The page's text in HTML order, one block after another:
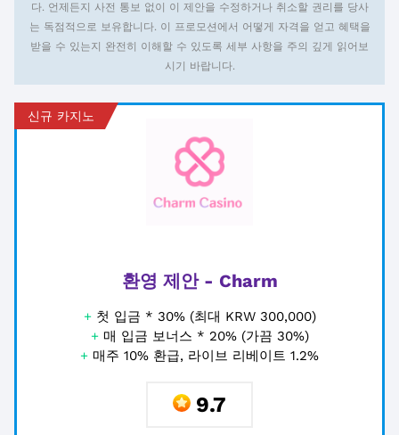
다. 언제든지 사전 통보 없이 이 제안을 수정하거나 취소할 권리를 당사
는 독점적으로 보유합니다. 이 프로모션에서 어떻게 자격을 얻고 혜택을
받을 수 있는지 완전히 이해할 수 있도록 세부 사항을 주의 깊게 읽어보
시기 바랍니다.
신규 카지노
환영 제안 - Charm
+ 첫 입금 * 30% (최대 KRW 300,000)
+ 매 입금 보너스 * 20% (가끔 30%)
+ 매주 10% 환급, 라이브 리베이트 1.2%
9.7